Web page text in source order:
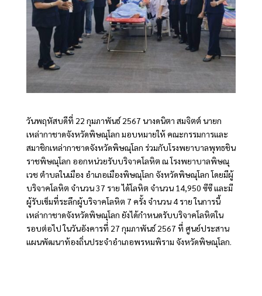
วันพฤหัสบดีที่ 22 กุมภาพันธ์ 2567 นางดนิตา สมจิตต์ นายก
เหล่ากาชาดจังหวัดพิษณุโลก มอบหมายให้ คณะกรรมการและ
สมาชิกเหล่ากาชาดจังหวัดพิษณุโลก ร่วมกับโรงพยาบาลพุทธชิน
ราชพิษณุโลก ออกหน่วยรับบริจาคโลหิต ณ โรงพยาบาลพิษณุ
เวช ตำบลในเมือง อำเภอเมืองพิษณุโลก จังหวัดพิษณุโลก โดยมีผู้
บริจาคโลหิต จำนวน 37 ราย ได้โลหิต จำนวน 14,950 ซีซี และมี
ผู้รับเข็มที่ระลึกผู้บริจาคโลหิต 7 ครั้ง จำนวน 4 ราย ในการนี้
เหล่ากาชาดจังหวัดพิษณุโลก ยังได้กำหนดรับบริจาคโลหิตใน
รอบต่อไป ในวันอังคารที่ 27 กุมภาพันธ์ 2567 ที่ ศูนย์ประสาน
แผนพัฒนาท้องถิ่นประจำอำเภอพรหมพิราม จังหวัดพิษณุโลก.